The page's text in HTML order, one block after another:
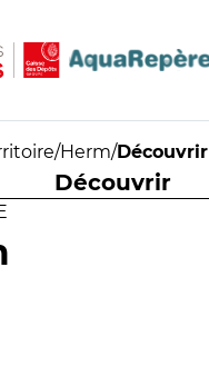
/Herm/Découvrir
Découvrir